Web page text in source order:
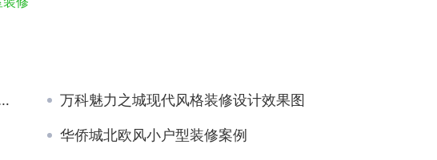
万科魅力之城现代风格装修设计效果图
华侨城北欧风小户型装修案例